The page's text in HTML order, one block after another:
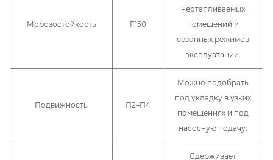
Морозостойкость F150
неотапливаемых
помещений и
сезонных режимов
эксплуатации.
Подвижность П2–П4
Можно подобрать
под укладку в узких
помещениях и под
насосную подачу.
Сдерживает